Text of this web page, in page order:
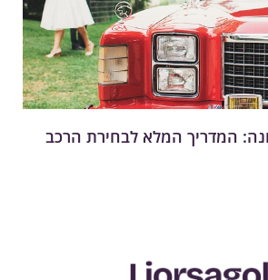
המלא לבחירת הרכב